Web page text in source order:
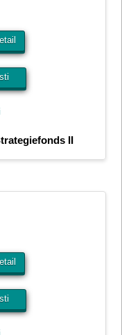
II